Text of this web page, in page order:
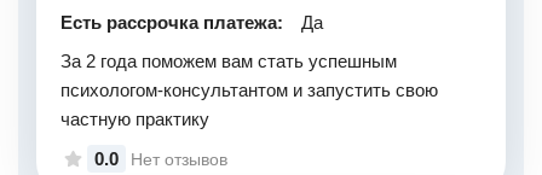
Есть рассрочка платежа:
Да
За 2 года поможем вам стать успешным
психологом-консультантом и запустить свою
частную практику
0.0
Нет отзывов